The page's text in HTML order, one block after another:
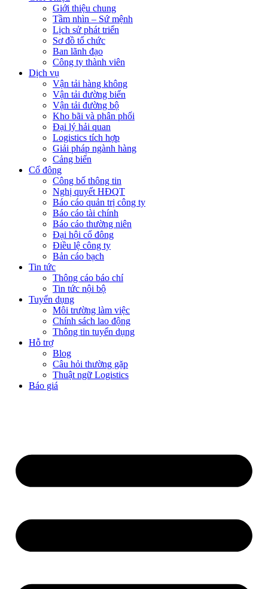
Giới thiệu chung
Tầm nhìn – Sứ mệnh
Lịch sử phát triển
Sơ đồ tổ chức
Ban lãnh đạo
Công ty thành viên
Dịch vụ
Vận tải hàng không
Vận tải đường biển
Vận tải đường bộ
Kho bãi và phân phối
Đại lý hải quan
Logistics tích hợp
Giải pháp ngành hàng
Cảng biển
Cổ đông
Công bố thông tin
Nghị quyết HĐQT
Báo cáo quản trị công ty
Báo cáo tài chính
Báo cáo thường niên
Đại hội cổ đông
Điều lệ công ty
Bản cáo bạch
Tin tức
Thông cáo báo chí
Tin tức nội bộ
Tuyển dụng
Môi trường làm việc
Chính sách lao động
Thông tin tuyển dụng
Hỗ trợ
Blog
Câu hỏi thường gặp
Thuật ngữ Logistics
Báo giá